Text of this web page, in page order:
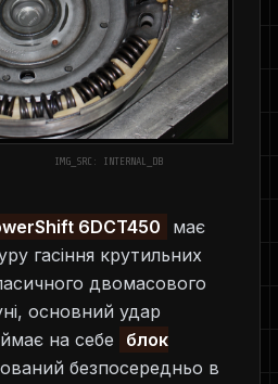
IMG_SRC: INTERNAL_DB
6DCT450
має
гасіння крутильних
двомасового
основний удар
на себе
блок
безпосередньо в